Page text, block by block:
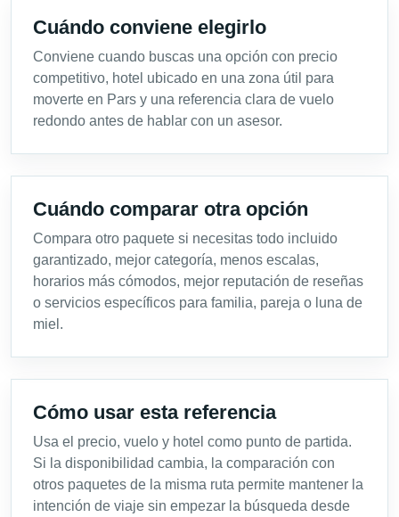
Cuándo conviene elegirlo
Conviene cuando buscas una opción con precio
competitivo, hotel ubicado en una zona útil para
moverte en Pars y una referencia clara de vuelo
redondo antes de hablar con un asesor.
Cuándo comparar otra opción
Compara otro paquete si necesitas todo incluido
garantizado, mejor categoría, menos escalas,
horarios más cómodos, mejor reputación de reseñas
o servicios específicos para familia, pareja o luna de
miel.
Cómo usar esta referencia
Usa el precio, vuelo y hotel como punto de partida.
Si la disponibilidad cambia, la comparación con
otros paquetes de la misma ruta permite mantener la
intención de viaje sin empezar la búsqueda desde